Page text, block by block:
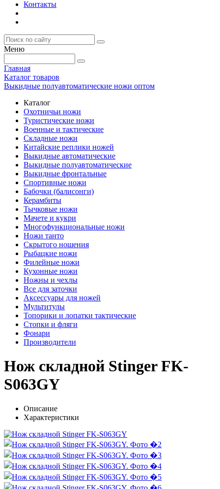
Контакты
Меню
Главная
Каталог товаров
Выкидные полуавтоматические ножи оптом
Каталог
Охотничьи ножи
Туристические ножи
Военные и тактические
Складные ножи
Китайские реплики ножей
Выкидные автоматические
Выкидные полуавтоматические
Выкидные фронтальные
Спортивные ножи
Бабочки (балисонги)
Керамбиты
Тычковые ножи
Мачете и кукри
Многофункциональные ножи
Ножи танто
Скрытого ношения
Рыбацкие ножи
Филейные ножи
Кухонные ножи
Ножны и чехлы
Все для заточки
Аксессуары для ножей
Мультитулы
Топорики и лопатки тактические
Стопки и фляги
Фонари
Производители
Нож складной Stinger FK-
S063GY
Описание
Характеристики